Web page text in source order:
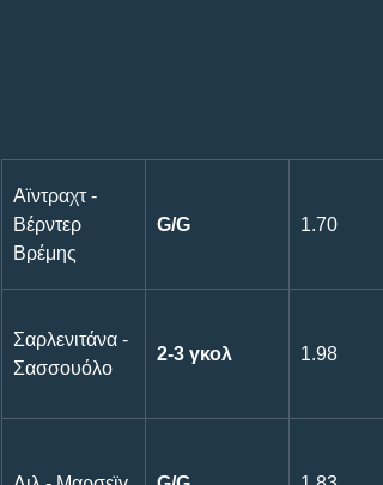
Αϊντραχτ -
Βέρντερ
Βρέμης
G/G 1.70
Σαρλενιτάνα -
Σασσουόλο
2-3 γκολ 1.98